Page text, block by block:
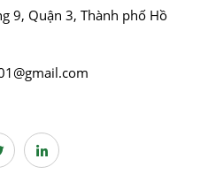
9, Quận 3, Thành phố Hồ